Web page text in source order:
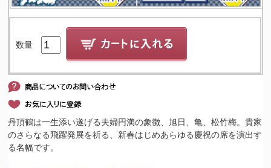
数量
丹頂鶴は一生添い遂げる夫婦円満の象徴、旭日、亀、松竹梅。貴家
のさらなる飛躍発展を祈る、新春はじめあらゆる慶祝の席を演出す
る名幅です。